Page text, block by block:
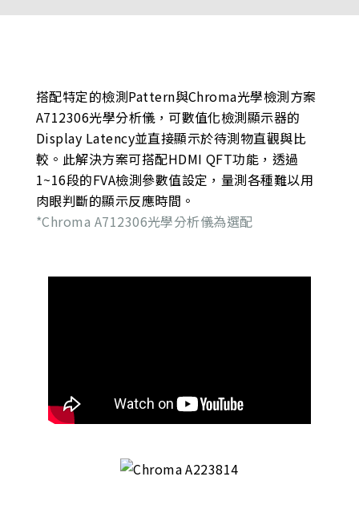
搭配特定的檢測Pattern與Chroma光學檢測方案
A712306光學分析儀，可數值化檢測顯示器的
Display Latency並直接顯示於待測物直觀與比
較。此解決方案可搭配HDMI QFT功能，透過
1~16段的FVA檢測參數值設定，量測各種難以用
肉眼判斷的顯示反應時間。
*Chroma A712306光學分析儀為選配